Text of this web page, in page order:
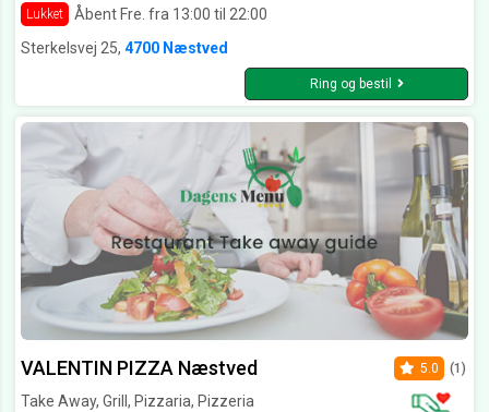
Lukket Åbent Fre. fra 13:00 til 22:00
Sterkelsvej 25, 4700 Næstved
Ring og bestil
VALENTIN PIZZA Næstved
Take Away, Grill, Pizzaria, Pizzeria
5.0 (1)